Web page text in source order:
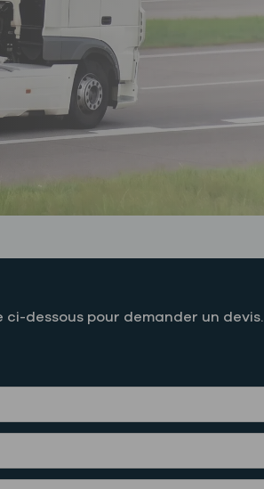
ci-dessous pour demander un devis.